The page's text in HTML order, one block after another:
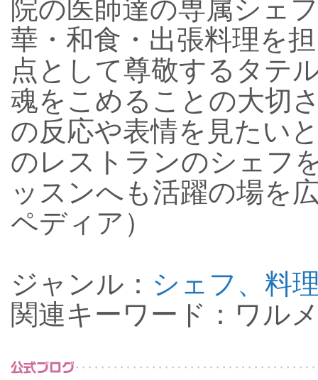
院の医師達の専属シェ
華・和食・出張料理を
点として尊敬するタテ
魂をこめることの大切
の反応や表情を見たい
のレストランのシェフ
ッスンへも活躍の場を
ペディア）
ジャンル： シェフ、料
関連キーワード：ワル